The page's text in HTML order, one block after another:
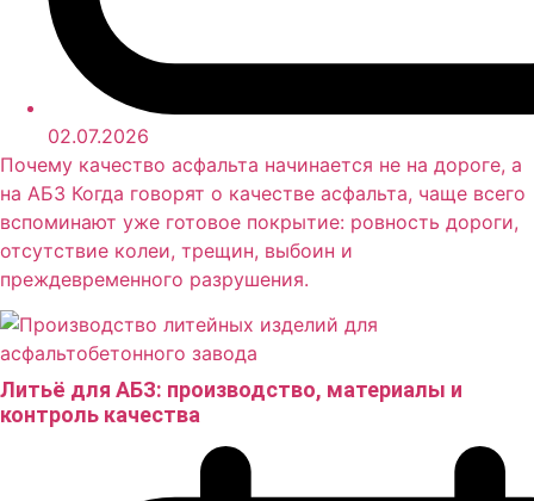
02.07.2026
Почему качество асфальта начинается не на дороге, а
на АБЗ Когда говорят о качестве асфальта, чаще всего
вспоминают уже готовое покрытие: ровность дороги,
отсутствие колеи, трещин, выбоин и
преждевременного разрушения.
Литьё для АБЗ: производство, материалы и
контроль качества